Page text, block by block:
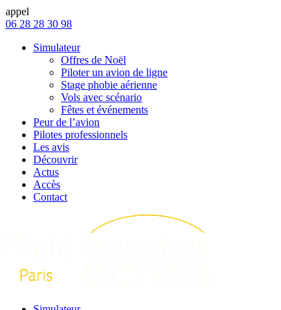
appel
06 28 28 30 98
Simulateur
Offres de Noël
Piloter un avion de ligne
Stage phobie aérienne
Vols avec scénario
Fêtes et événements
Peur de l’avion
Pilotes professionnels
Les avis
Découvrir
Actus
Accès
Contact